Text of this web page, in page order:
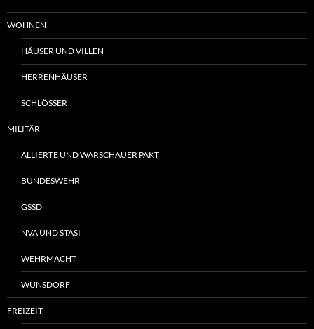
WOHNEN
HÄUSER UND VILLEN
HERRENHÄUSER
SCHLÖSSER
MILITÄR
ALLIERTE UND WARSCHAUER PAKT
BUNDESWEHR
GSSD
NVA UND STASI
WEHRMACHT
WÜNSDORF
FREIZEIT